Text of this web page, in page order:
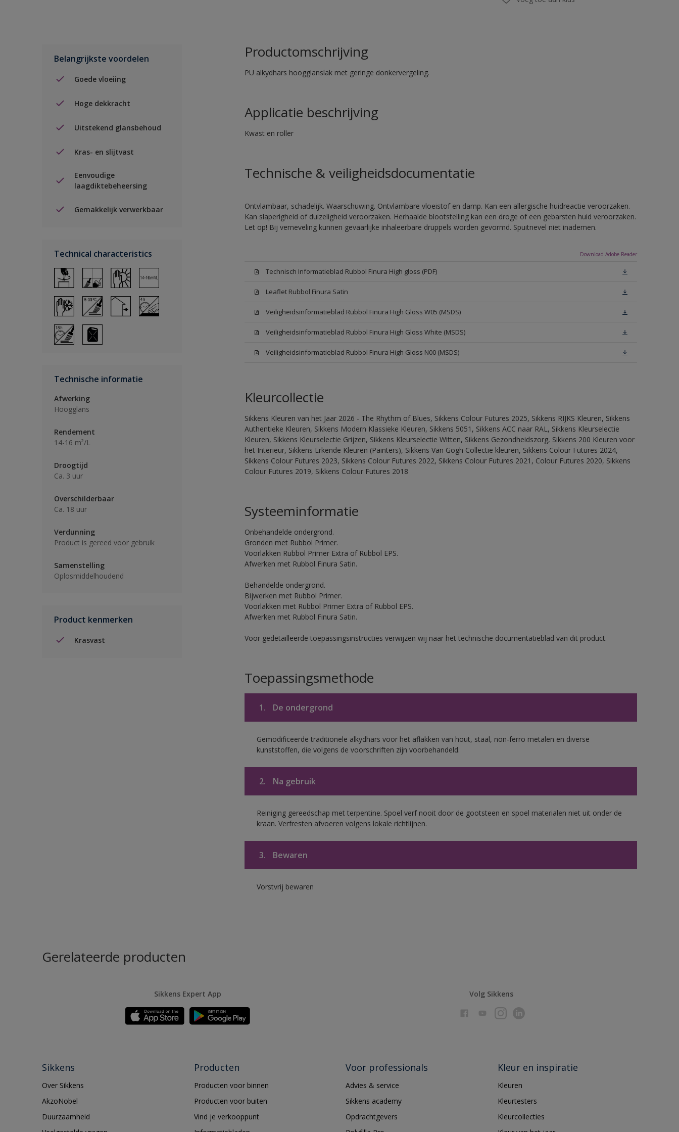
Belangrijkste voordelen
Goede vloeiing
Hoge dekkracht
Uitstekend glansbehoud
Kras- en slijtvast
Eenvoudige
laagdiktebeheersing
Gemakkelijk verwerkbaar
Technical characteristics
Technische informatie
Afwerking
Hoogglans
Rendement
14-16 m²/L
Droogtijd
Ca. 3 uur
Overschilderbaar
Ca. 18 uur
Verdunning
Product is gereed voor gebruik
Samenstelling
Oplosmiddelhoudend
Product kenmerken
Krasvast
Productomschrijving
PU alkydhars hoogglanslak met geringe donkervergeling.
Applicatie beschrijving
Kwast en roller
Technische & veiligheidsdocumentatie
Ontvlambaar, schadelijk. Waarschuwing. Ontvlambare vloeistof en damp. Kan een allergische huidreactie veroorzaken.
Kan slaperigheid of duizeligheid veroorzaken. Herhaalde blootstelling kan een droge of een gebarsten huid veroorzaken.
Let op! Bij verneveling kunnen gevaarlijke inhaleerbare druppels worden gevormd. Spuitnevel niet inademen.
Download Adobe Reader
Technisch Informatieblad Rubbol Finura High gloss (PDF)
Leaflet Rubbol Finura Satin
Veiligheidsinformatieblad Rubbol Finura High Gloss W05 (MSDS)
Veiligheidsinformatieblad Rubbol Finura High Gloss White (MSDS)
Veiligheidsinformatieblad Rubbol Finura High Gloss N00 (MSDS)
Kleurcollectie
Sikkens Kleuren van het Jaar 2026 - The Rhythm of Blues, Sikkens Colour Futures 2025, Sikkens RIJKS Kleuren, Sikkens
Authentieke Kleuren, Sikkens Modern Klassieke Kleuren, Sikkens 5051, Sikkens ACC naar RAL, Sikkens Kleurselectie
Kleuren, Sikkens Kleurselectie Grijzen, Sikkens Kleurselectie Witten, Sikkens Gezondheidszorg, Sikkens 200 Kleuren voor
het Interieur, Sikkens Erkende Kleuren (Painters), Sikkens Van Gogh Collectie kleuren, Sikkens Colour Futures 2024,
Sikkens Colour Futures 2023, Sikkens Colour Futures 2022, Sikkens Colour Futures 2021, Colour Futures 2020, Sikkens
Colour Futures 2019, Sikkens Colour Futures 2018
Systeeminformatie
Onbehandelde ondergrond.
Gronden met Rubbol Primer.
Voorlakken Rubbol Primer Extra of Rubbol EPS.
Afwerken met Rubbol Finura Satin.
Behandelde ondergrond.
Bijwerken met Rubbol Primer.
Voorlakken met Rubbol Primer Extra of Rubbol EPS.
Afwerken met Rubbol Finura Satin.
Voor gedetailleerde toepassingsinstructies verwijzen wij naar het technische documentatieblad van dit product.
Toepassingsmethode
1. De ondergrond
Gemodificeerde traditionele alkydhars voor het aflakken van hout, staal, non-ferro metalen en diverse
kunststoffen, die volgens de voorschriften zijn voorbehandeld.
2. Na gebruik
Reiniging gereedschap met terpentine. Spoel verf nooit door de gootsteen en spoel materialen niet uit onder de
kraan. Verfresten afvoeren volgens lokale richtlijnen.
3. Bewaren
Vorstvrij bewaren
Gerelateerde producten
Sikkens Expert App Volg Sikkens
Sikkens
Over Sikkens
AkzoNobel
Duurzaamheid
Producten
Producten voor binnen
Producten voor buiten
Vind je verkooppunt
Voor professionals
Advies & service
Sikkens academy
Opdrachtgevers
Kleur en inspiratie
Kleuren
Kleurtesters
Kleurcollecties